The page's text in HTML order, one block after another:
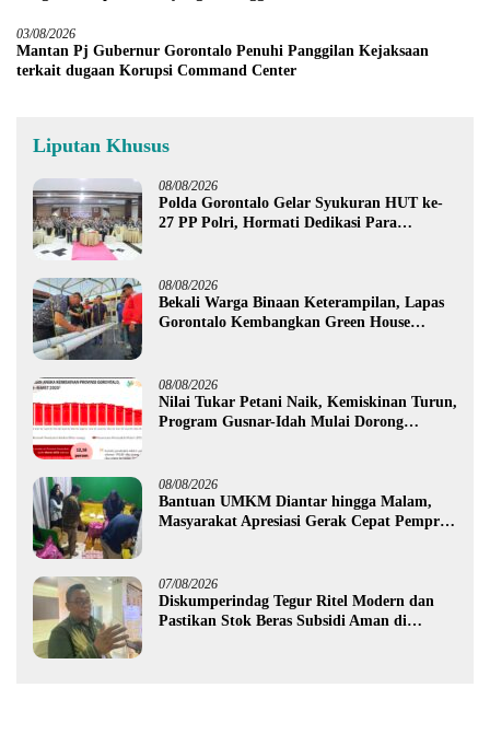
03/08/2026
Mantan Pj Gubernur Gorontalo Penuhi Panggilan Kejaksaan
terkait dugaan Korupsi Command Center
Liputan Khusus
08/08/2026
Polda Gorontalo Gelar Syukuran HUT ke-
27 PP Polri, Hormati Dedikasi Para
08/08/2026
Bekali Warga Binaan Keterampilan, Lapas
Gorontalo Kembangkan Green House
08/08/2026
Nilai Tukar Petani Naik, Kemiskinan Turun,
Program Gusnar-Idah Mulai Dorong
08/08/2026
Bantuan UMKM Diantar hingga Malam,
Masyarakat Apresiasi Gerak Cepat Pemprov
07/08/2026
Diskumperindag Tegur Ritel Modern dan
Pastikan Stok Beras Subsidi Aman di